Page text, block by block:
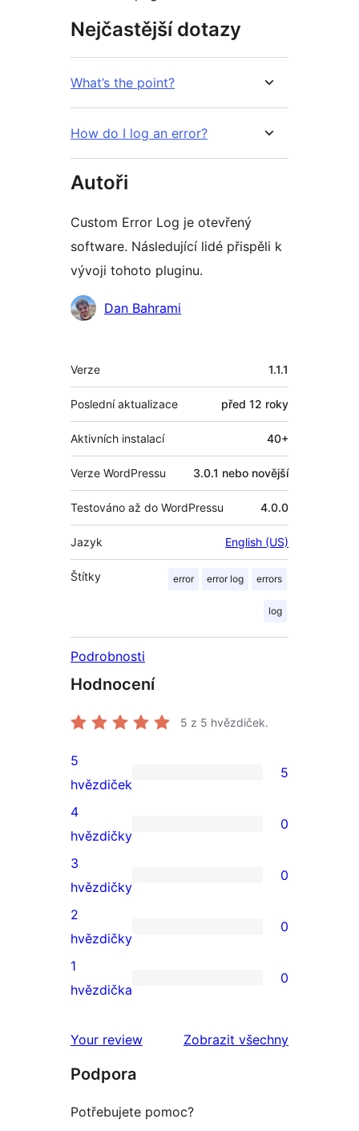
Nejčastější dotazy
What’s the point?
How do I log an error?
Autoři
Custom Error Log je otevřený
software. Následující lidé přispěli k
vývoji tohoto pluginu.
Spolupracovníci
Dan Bahrami
Meta
Verze 1.1.1
Poslední aktualizace před 12 roky
Aktivních instalací 40+
Verze WordPressu 3.0.1 nebo novější
Testováno až do WordPressu 4.0.0
Jazyk English (US)
Štítky error error log errors
log
Podrobnosti
Hodnocení
5 z 5 hvězdiček.
5
5hvězdičkové
hodnocení
5
hvězdiček
5
0
4hvězdičkové
hodnocení
4
hvězdičky
0
0
3hvězdičkové
hodnocení
3
hvězdičky
0
0
2hvězdičkové
hodnocení
2
hvězdičky
0
0
hodnocení
1
hvězdička
0
Your review
Zobrazit všechny
Podpora
Potřebujete pomoc?